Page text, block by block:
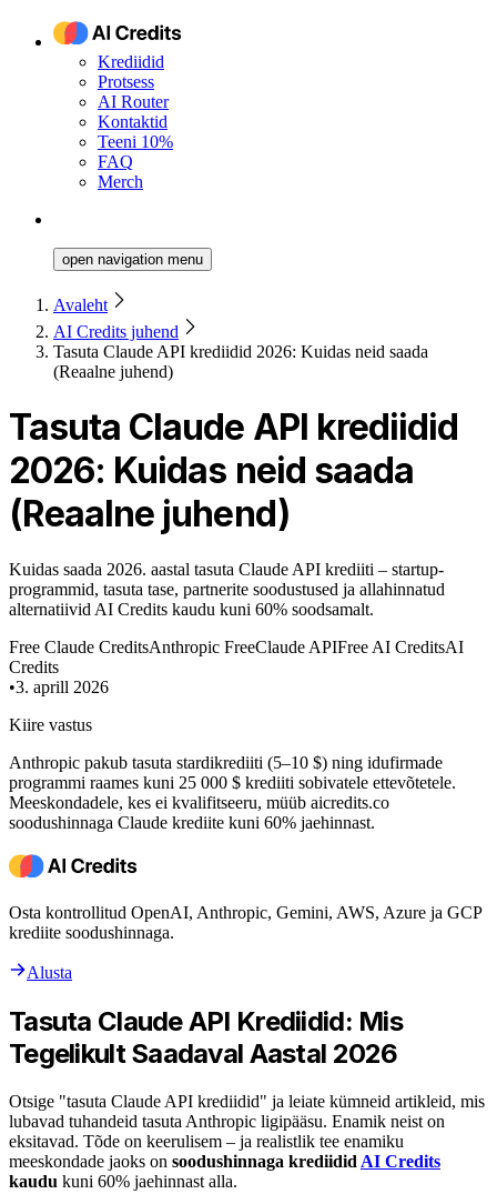
Krediidid
Protsess
AI Router
Kontaktid
Teeni 10%
FAQ
Merch
open navigation menu
Avaleht
AI Credits juhend
Tasuta Claude API krediidid 2026: Kuidas neid saada
(Reaalne juhend)
Tasuta Claude API krediidid
2026: Kuidas neid saada
(Reaalne juhend)
Kuidas saada 2026. aastal tasuta Claude API krediiti – startup-
programmid, tasuta tase, partnerite soodustused ja allahinnatud
alternatiivid AI Credits kaudu kuni 60% soodsamalt.
Free Claude CreditsAnthropic FreeClaude APIFree AI CreditsAI
Credits
•3. aprill 2026
Kiire vastus
Anthropic pakub tasuta stardikrediiti (5–10 $) ning idufirmade
programmi raames kuni 25 000 $ krediiti sobivatele ettevõtetele.
Meeskondadele, kes ei kvalifitseeru, müüb aicredits.co
soodushinnaga Claude krediite kuni 60% jaehinnast.
Osta kontrollitud OpenAI, Anthropic, Gemini, AWS, Azure ja GCP
krediite soodushinnaga.
Alusta
Tasuta Claude API Krediidid: Mis
Tegelikult Saadaval Aastal 2026
Otsige "tasuta Claude API krediidid" ja leiate kümneid artikleid, mis
lubavad tuhandeid tasuta Anthropic ligipääsu. Enamik neist on
eksitavad. Tõde on keerulisem – ja realistlik tee enamiku
meeskondade jaoks on soodushinnaga krediidid AI Credits
kaudu kuni 60% jaehinnast alla.